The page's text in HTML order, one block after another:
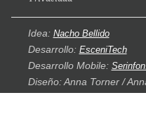
Idea: Nacho Bellido
Desarrollo: EsceniTech
Desarrollo Mobile:
Diseño: Anna Torner /